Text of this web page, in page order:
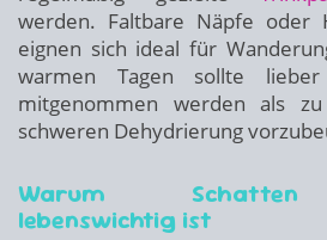
werden. Faltbare Näpfe oder
eignen sich ideal für
warmen Tagen sollte
mitgenommen werden als
schweren Dehydrierung
Warum Schatten
lebenswichtig ist